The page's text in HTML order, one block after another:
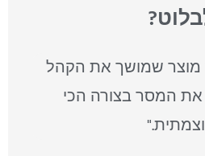
מוצר שמושך את הקהל
המסר בצורה הכי